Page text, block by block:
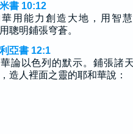
書 10:12
用能力創造大地，用智
聰明鋪張穹蒼。
亞書 12:1
論以色列的默示。鋪張諸
造人裡面之靈的耶和華說：